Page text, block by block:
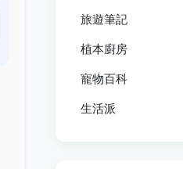
旅遊筆記
植本廚房
寵物百科
生活派